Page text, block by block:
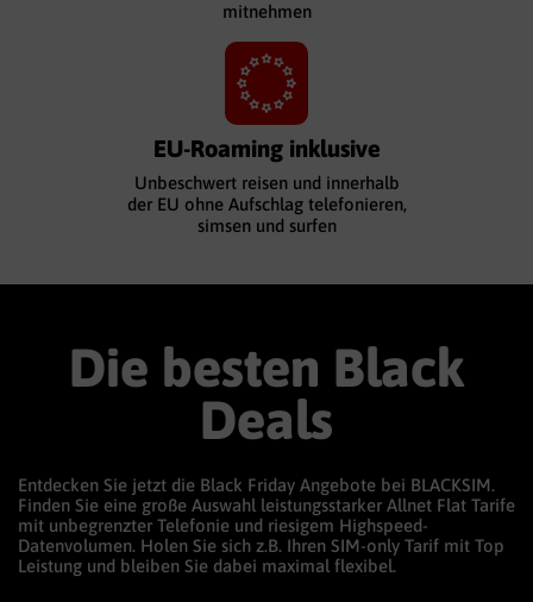
mitnehmen
EU-Roaming inklusive
Unbeschwert reisen und innerhalb
der EU ohne Aufschlag telefonieren,
simsen und surfen
Die besten Black
Deals
Entdecken Sie jetzt die Black Friday Angebote bei BLACKSIM.
Finden Sie eine große Auswahl leistungsstarker Allnet Flat Tarife
mit unbegrenzter Telefonie und riesigem Highspeed-
Datenvolumen. Holen Sie sich z.B. Ihren SIM-only Tarif mit Top
Leistung und bleiben Sie dabei maximal flexibel.